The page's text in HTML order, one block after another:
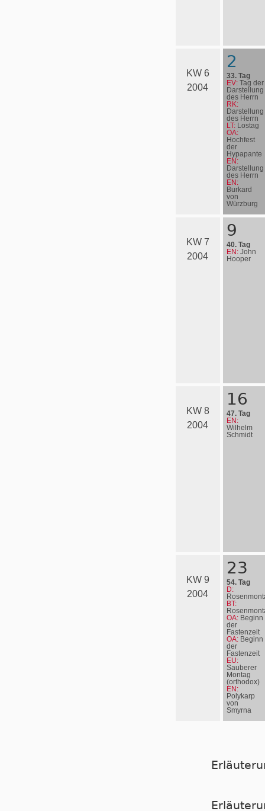
KW 6
2004
2
33. Tag
EV: Tag der
Darstellung
des Herrn
RK:
Darstellung
des Herrn
LT: Lostag
OA:
Hochfest
der
Hypapante
EN:
Darstellung
des Herrn
EN:
Burkard
von
Würzburg
KW 7
2004
9
40. Tag
EN: John
Hooper
KW 8
2004
16
47. Tag
EN:
Wilhelm
Schmidt
KW 9
2004
23
54. Tag
D:
BT:
OA: Beginn
der
Fastenzeit
OA: Beginn
der
Fastenzeit
EU:
Sauberer
Montag
(orthodox)
EN:
Polykarp
von
Smyrna